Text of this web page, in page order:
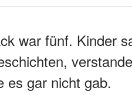
war fünf. Kinder
es gar nicht gab.